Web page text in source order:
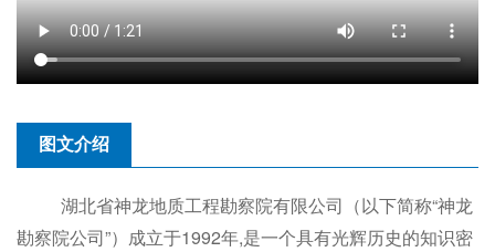
图文介绍
湖北省神龙地质工程勘察院有限公司（以下简称“神龙
勘察院公司”）成立于1992年,是一个具有光辉历史的知识密